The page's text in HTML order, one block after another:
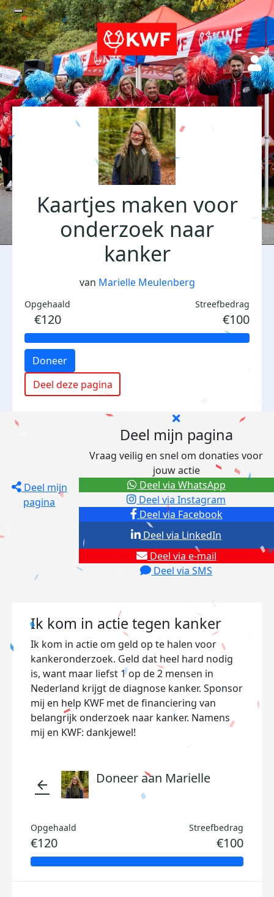
Kaartjes maken voor
onderzoek naar
kanker
van Marielle Meulenberg
Opgehaald
€120
Streefbedrag
€100
Doneer
Deel deze pagina
Deel mijn
pagina
Deel mijn pagina
Vraag veilig en snel om donaties voor
jouw actie
Deel via Facebook
Deel via Instagram
Deel via e-mail
Deel via SMS
Deel via LinkedIn
Deel via WhatsApp
Ik kom in actie tegen kanker
Ik kom in actie om geld op te halen voor
kankeronderzoek. Geld dat heel hard nodig
is, want maar liefst 1 op de 2 mensen in
Nederland krijgt de diagnose kanker. Sponsor
mij en help KWF met de financiering van
belangrijk onderzoek naar kanker. Namens
mij en KWF: dankjewel!
arrow_back Doneer aan Marielle
Opgehaald
€120
Streefbedrag
€100